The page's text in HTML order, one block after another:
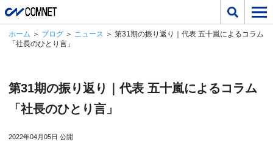
ホーム ＞ ブログ ＞ ニュース ＞ 第31期の振り返り｜代表 五十嵐によるコラム
「社長のひとり言」
第31期の振り返り｜代表 五十嵐によるコラム
「社長のひとり言」
2022年04月05日 公開